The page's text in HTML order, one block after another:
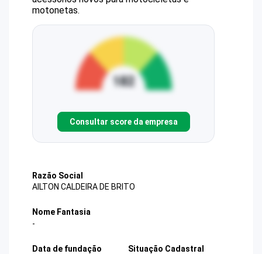
motonetas.
Consultar score da empresa
Razão Social
AILTON CALDEIRA DE BRITO
Nome Fantasia
-
Data de fundação
Situação Cadastral